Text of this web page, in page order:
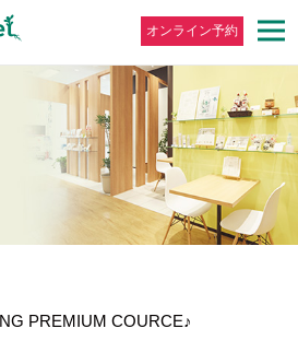
オンライン予約
PREMIUM COURCE♪